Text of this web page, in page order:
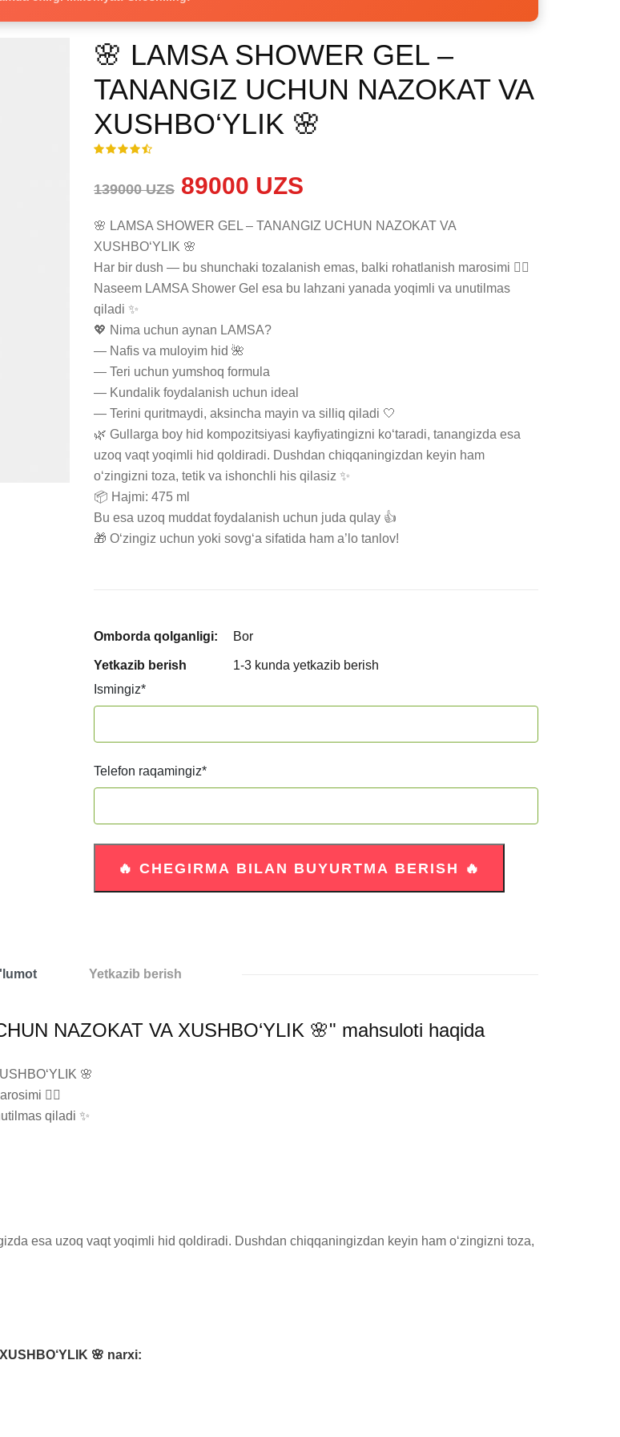
🌸 LAMSA SHOWER GEL –
TANANGIZ UCHUN NAZOKAT VA
XUSHBO‘YLIK 🌸
139000 UZS 89000 UZS
🌸 LAMSA SHOWER GEL – TANANGIZ UCHUN NAZOKAT VA
XUSHBO‘YLIK 🌸
Har bir dush — bu shunchaki tozalanish emas, balki rohatlanish marosimi 💆‍♀️
Naseem LAMSA Shower Gel esa bu lahzani yanada yoqimli va unutilmas
qiladi ✨
💖 Nima uchun aynan LAMSA?
— Nafis va muloyim hid 🌺
— Teri uchun yumshoq formula
— Kundalik foydalanish uchun ideal
— Terini quritmaydi, aksincha mayin va silliq qiladi 🤍
🌿 Gullarga boy hid kompozitsiyasi kayfiyatingizni ko‘taradi, tanangizda esa
uzoq vaqt yoqimli hid qoldiradi. Dushdan chiqqaningizdan keyin ham
o‘zingizni toza, tetik va ishonchli his qilasiz ✨
📦 Hajmi: 475 ml
Bu esa uzoq muddat foydalanish uchun juda qulay 👍
🎁 O‘zingiz uchun yoki sovg‘a sifatida ham a’lo tanlov!
Omborda qolganligi: Bor
Yetkazib berish
1-3 kunda yetkazib berish
Ismingiz*
Telefon raqamingiz*
Yetkazib berish
NAZOKAT VA XUSHBO‘YLIK 🌸" mahsuloti haqida
🌸
💆‍♀️
qiladi ✨
esa uzoq vaqt yoqimli hid qoldiradi. Dushdan chiqqaningizdan keyin ham o‘zingizni toza,
🌸 narxi: